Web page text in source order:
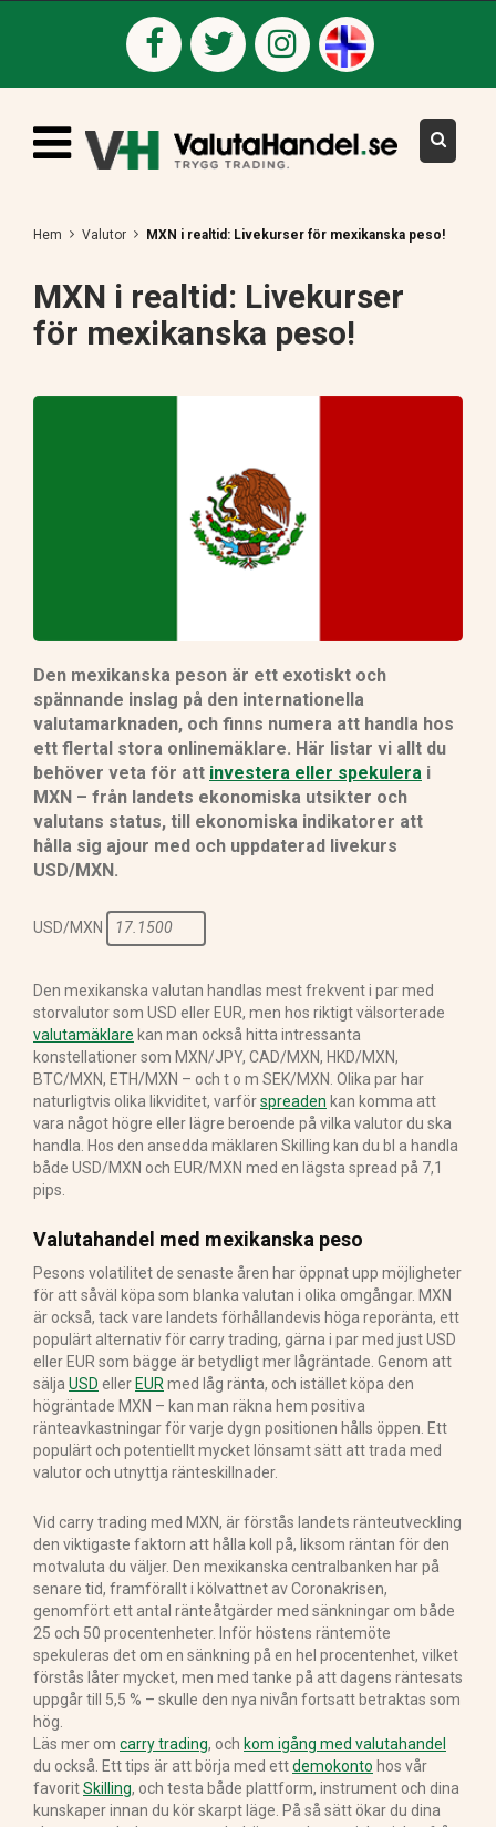
Hem Valutor MXN i realtid: Livekurser för mexikanska peso!
MXN i realtid: Livekurser
för mexikanska peso!
Den mexikanska peson är ett exotiskt och
spännande inslag på den internationella
valutamarknaden, och finns numera att handla hos
ett flertal stora onlinemäklare. Här listar vi allt du
behöver veta för att investera eller spekulera i
MXN – från landets ekonomiska utsikter och
valutans status, till ekonomiska indikatorer att
hålla sig ajour med och uppdaterad livekurs
USD/MXN.
USD/MXN 17.1500
Den mexikanska valutan handlas mest frekvent i par med
storvalutor som USD eller EUR, men hos riktigt välsorterade
valutamäklare kan man också hitta intressanta
konstellationer som MXN/JPY, CAD/MXN, HKD/MXN,
BTC/MXN, ETH/MXN – och t o m SEK/MXN. Olika par har
naturligtvis olika likviditet, varförspreaden kan komma att
vara något högre eller lägre beroende på vilka valutor du ska
handla. Hos den ansedda mäklaren Skilling kan du bl a handla
både USD/MXN och EUR/MXN med en lägsta spread på 7,1
pips.
Valutahandel med mexikanska peso
Pesons volatilitet de senaste åren har öppnat upp möjligheter
för att såväl köpa som blanka valutan i olika omgångar. MXN
är också, tack vare landets förhållandevis höga reporänta, ett
populärt alternativ för carry trading, gärna i par med just USD
eller EUR som bägge är betydligt mer lågräntade. Genom att
sälja USD eller EUR med låg ränta, och istället köpa den
högräntade MXN – kan man räkna hem positiva
ränteavkastningar för varje dygn positionen hålls öppen. Ett
populärt och potentiellt mycket lönsamt sätt att trada med
valutor och utnyttja ränteskillnader.
Vid carry trading med MXN, är förstås landets ränteutveckling
den viktigaste faktorn att hålla koll på, liksom räntan för den
motvaluta du väljer. Den mexikanska centralbanken har på
senare tid, framförallt i kölvattnet av Coronakrisen,
genomfört ett antal ränteåtgärder med sänkningar om både
25 och 50 procentenheter. Inför höstens räntemöte
spekuleras det om en sänkning på en hel procentenhet, vilket
förstås låter mycket, men med tanke på att dagens räntesats
uppgår till 5,5 % – skulle den nya nivån fortsatt betraktas som
hög.
Läs mer om carry trading, och kom igång med valutahandel
du också. Ett tips är att börja med ettdemokonto hos vår
favoritSkilling, och testa både plattform, instrument och dina
kunskaper innan du kör skarpt läge. På så sätt ökar du dina